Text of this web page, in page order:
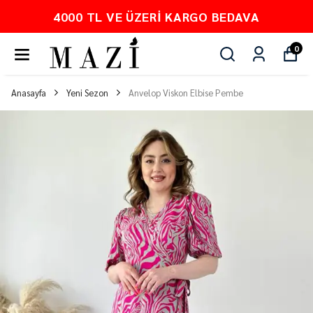
4000 TL VE ÜZERI KARGO BEDAVA
0
Anasayfa Yeni Sezon Anvelop Viskon Elbise Pembe